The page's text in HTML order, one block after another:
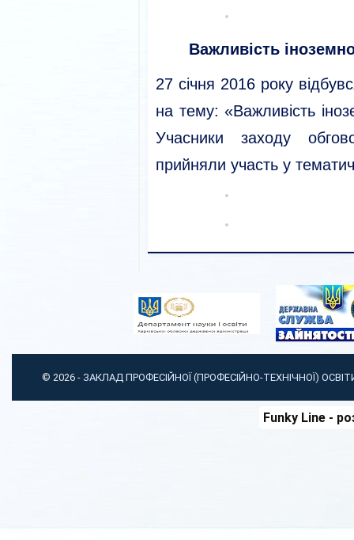
Важливість
27 січня 2016 року
на тему: «Важливість
Учасники заходу
прийняли участь у
© 2026 - ЗАКЛАД ПРОФЕСІЙНОЇ (ПРОФЕСІЙНО-ТЕХНІЧНОЇ)
Funky Line-